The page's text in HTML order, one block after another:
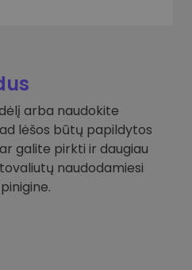
arba naudokite
lėšos būtų papildytos
galite pirkti ir daugiau
naudodamiesi